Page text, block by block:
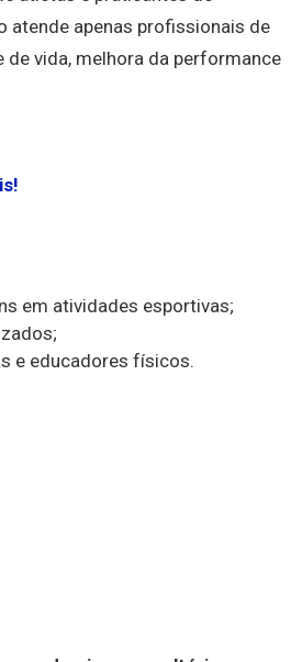
atende apenas profissionais de
vida, melhora da performance
em atividades esportivas;
e educadores físicos.